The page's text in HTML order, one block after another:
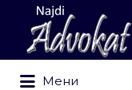
Search
for:
Мени
for: